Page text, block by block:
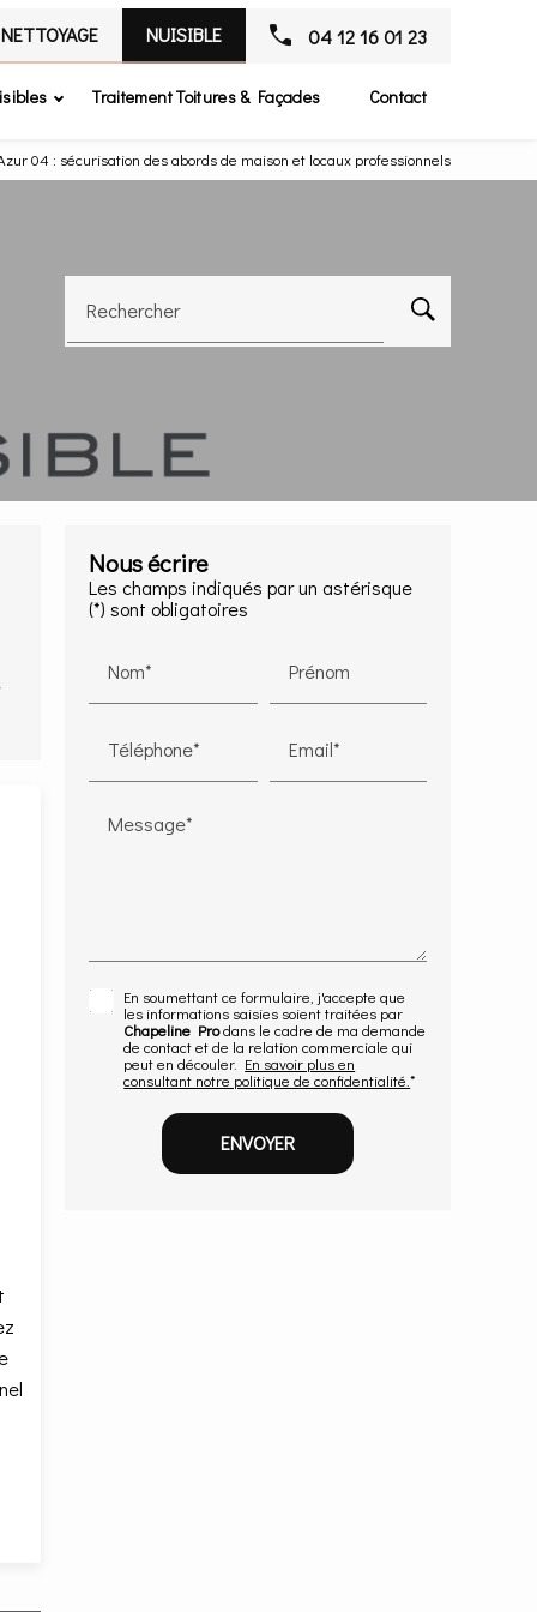
NETTOYAGE NUISIBLE
Traitement Toitures & Façades Contact
04 12 16 01 23
04 : sécurisation des abords de maison et locaux professionnels
Rechercher
Nous écrire
Les champs indiqués par un astérisque
(*) sont obligatoires
Nom* Prénom
Téléphone* Email*
Message*
En soumettant ce formulaire, j'accepte que
les informations saisies soient traitées par
Chapeline Prodans le cadre de ma demande
de contact et de la relation commerciale qui
peut en découler. En savoir plus en
consultant notre politique de confidentialité.*